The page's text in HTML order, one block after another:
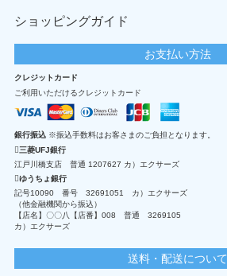
ショッピングガイド
お支払い方法
クレジットカード
ご利用いただけるクレジットカード
銀行振込 ※振込手数料はお客さまのご負担となります。
三菱UFJ銀行
江戸川橋支店 普通 1207627 カ）エクサーズ
ゆうちょ銀行
記号10090 番号 32691051 カ）エクサーズ
（他金融機関から振込）
【店名】〇〇八【店番】008 普通 3269105
カ）エクサーズ
送料・配送について